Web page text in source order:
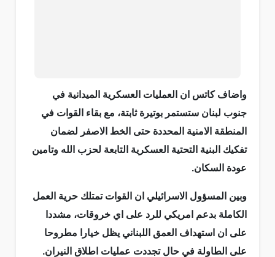
واضاف كاتس ان العمليات العسكرية الميدانية في
جنوب لبنان ستستمر بوتيرة ثابتة، مع بقاء القوات في
المنطقة الامنية المحددة حتى الخط الاصفر لضمان
تفكيك البنية التحتية العسكرية التابعة لحزب الله وتامين
عودة السكان.
وبين المسؤول الاسرائيلي ان القوات تمتلك حرية العمل
الكاملة بدعم امريكي للرد على اي خروقات، مشددا
على ان استهداف العمق اللبناني يظل خيارا مطروحا
على الطاولة في حال تجددت عمليات اطلاق النيران.